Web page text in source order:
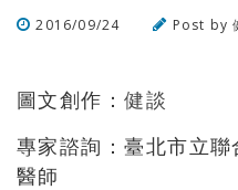
2016/09/24 Post by
圖文創作：健談
專家諮詢：臺北市立
醫師